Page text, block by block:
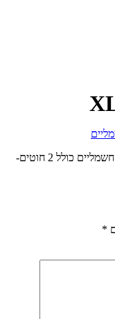
בית טעינה XLR לסוללה או לשלדת אופניים חשמליים כולל 2 חוטים-